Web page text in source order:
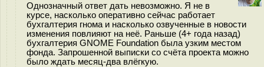
Однозначный ответ дать невозможно. Я не в
курсе, насколько оперативно сейчас работает
бухгалтерия гнома и насколько озвученные в новости
изменения повлияют на неё. Раньше (4+ года назад)
бухгалтерия GNOME Foundation была узким местом
фонда. Запрошенной выписки со счёта проекта можно
было ждать месяц-два влёгкую.